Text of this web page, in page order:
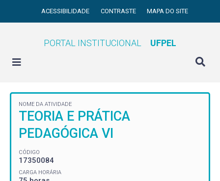
ACESSIBILIDADE CONTRASTE MAPA DO SITE
PORTAL INSTITUCIONAL UFPEL
NOME DA ATIVIDADE
TEORIA E PRÁTICA
PEDAGÓGICA VI
CÓDIGO
17350084
CARGA HORÁRIA